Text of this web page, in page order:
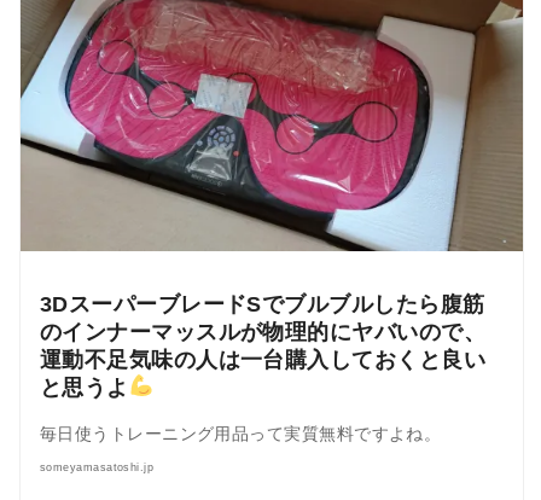
3DスーパーブレードSでブルブルしたら腹筋
のインナーマッスルが物理的にヤバいので、
運動不足気味の人は一台購入しておくと良い
と思うよ
毎日使うトレーニング用品って実質無料ですよね。
someyamasatoshi.jp